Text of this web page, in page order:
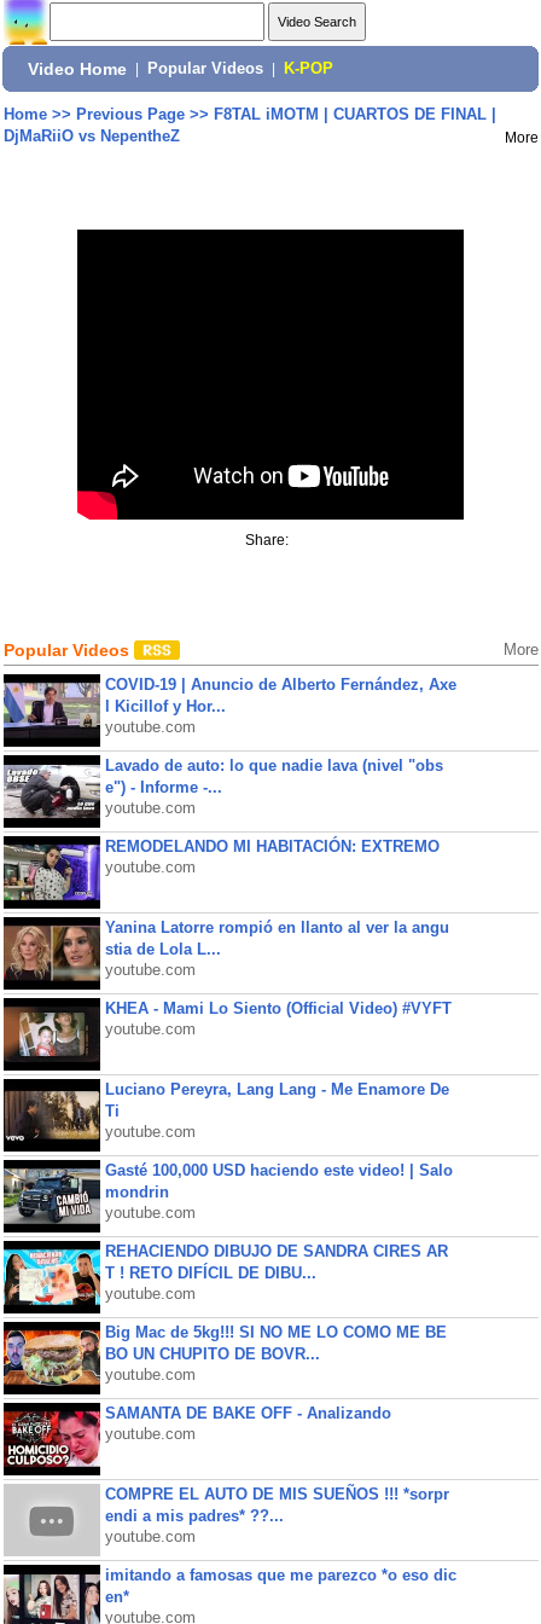
Video Home Popular Videos K-POP
Home>> Previous Page>> F8TAL iMOTM | CUARTOS DE FINAL |
DjMaRiiO vs NepentheZ
More
Share:
Popular Videos More
COVID-19 | Anuncio de Alberto Fernández, Axe
l Kicillof y Hor...
youtube.com
Lavado de auto: lo que nadie lava (nivel "obs
e") - Informe -...
youtube.com
REMODELANDO MI HABITACIÓN: EXTREMO
youtube.com
Yanina Latorre rompió en llanto al ver la angu
stia de Lola L...
youtube.com
KHEA - Mami Lo Siento (Official Video) #VYFT
youtube.com
Luciano Pereyra, Lang Lang - Me Enamore De
Ti
youtube.com
Gasté 100,000 USD haciendo este video! | Salo
mondrin
youtube.com
REHACIENDO DIBUJO DE SANDRA CIRES AR
T ! RETO DIFÍCIL DE DIBU...
youtube.com
Big Mac de 5kg!!! SI NO ME LO COMO ME BE
BO UN CHUPITO DE BOVR...
youtube.com
SAMANTA DE BAKE OFF - Analizando
youtube.com
COMPRE EL AUTO DE MIS SUEÑOS !!! *sorpr
endi a mis padres* ??...
youtube.com
imitando a famosas que me parezco *o eso dic
en*
youtube.com